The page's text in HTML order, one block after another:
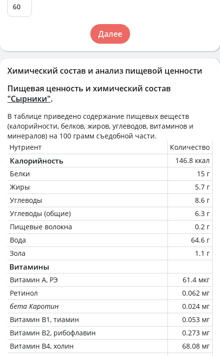
Химический состав и анализ пищевой ценности
Пищевая ценность и химический состав
"Сырники".
В таблице приведено содержание пищевых веществ
(калорийности, белков, жиров, углеводов, витаминов и
минералов) на 100 грамм съедобной части.
Нутриент
Количество
Калорийность
146.8 ккал
Белки
15 г
Жиры
5.7 г
Углеводы
8.6 г
Углеводы (общие)
6.3 г
Пищевые волокна
0.2 г
Вода
64.6 г
Зола
1.1 г
Витамины
Витамин А, РЭ
61.4 мкг
Ретинол
0.062 мг
бета Каротин
0.024 мг
Витамин В1, тиамин
0.053 мг
Витамин В2, рибофлавин
0.273 мг
Витамин В4, холин
68.08 мг
Далее